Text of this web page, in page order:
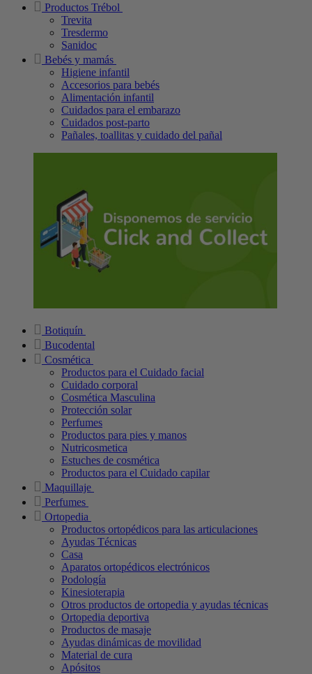
Productos Trébol
Trevita
Tresdermo
Sanidoc
Bebés y mamás
Higiene infantil
Accesorios para bebés
Alimentación infantil
Cuidados para el embarazo
Cuidados post-parto
Pañales, toallitas y cuidado del pañal
Botiquín
Bucodental
Cosmética
Productos para el Cuidado facial
Cuidado corporal
Cosmética Masculina
Protección solar
Perfumes
Productos para pies y manos
Nutricosmetica
Estuches de cosmética
Productos para el Cuidado capilar
Maquillaje
Perfumes
Ortopedia
Productos ortopédicos para las articulaciones
Ayudas Técnicas
Casa
Aparatos ortopédicos electrónicos
Podología
Kinesioterapia
Otros productos de ortopedia y ayudas técnicas
Ortopedia deportiva
Productos de masaje
Ayudas dinámicas de movilidad
Material de cura
Apósitos